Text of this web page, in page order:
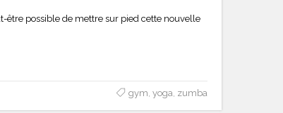
être possible de mettre sur pied cette nouvelle
gym, yoga, zumba